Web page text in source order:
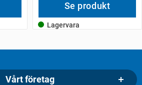
Se produkt
Lagervara
Vårt företag